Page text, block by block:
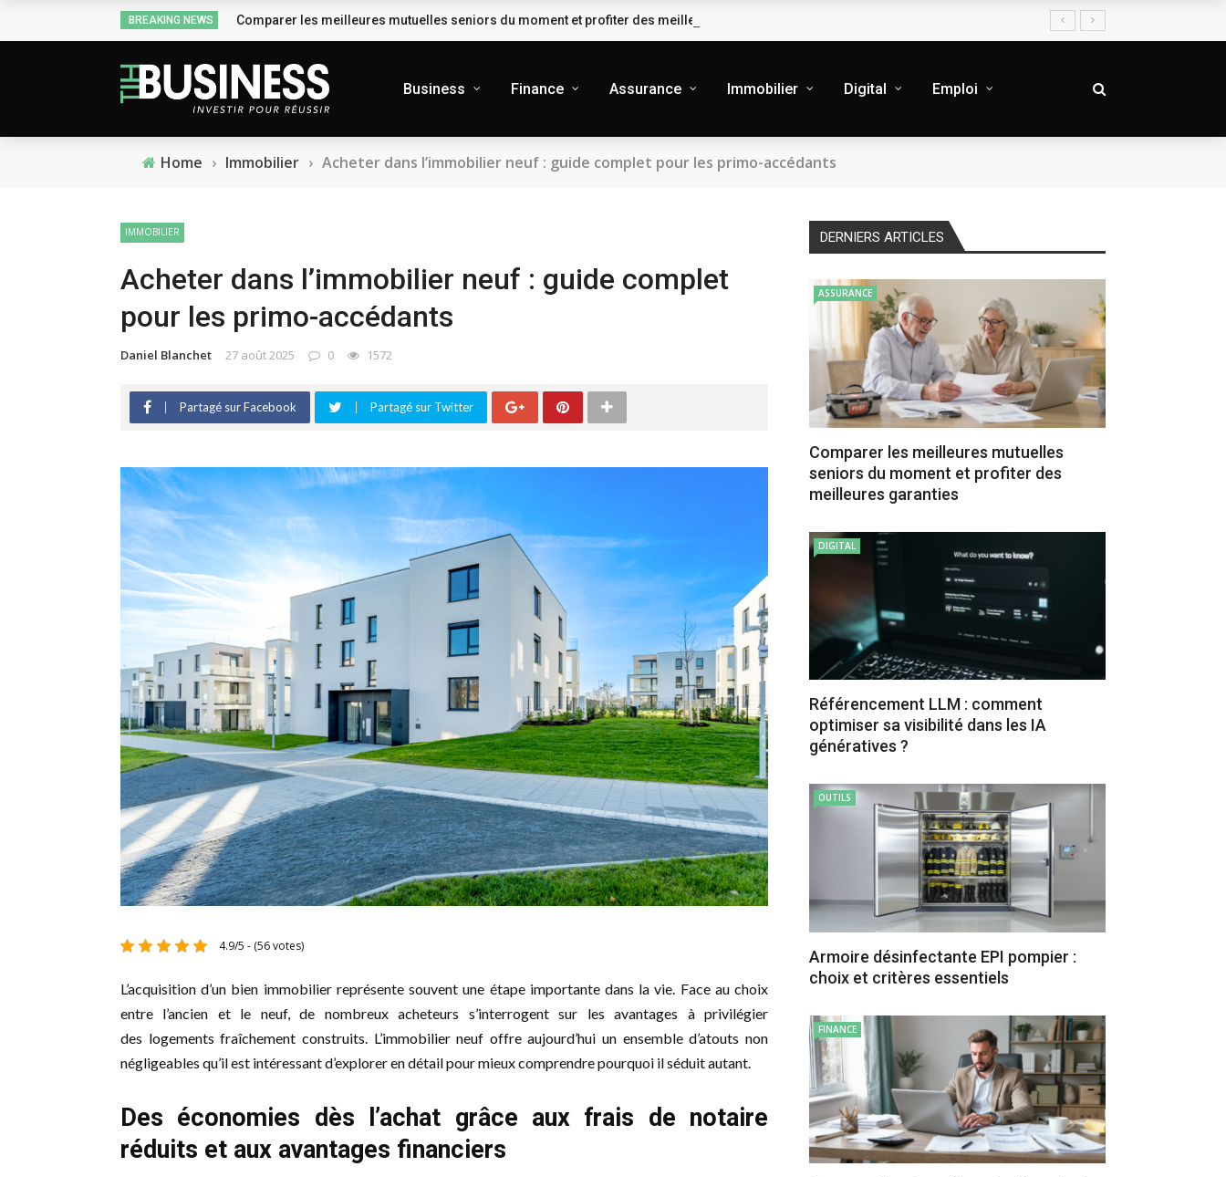
BREAKING NEWS Comparer les meilleures mutuelles seniors du moment et profiter des meilleures garanties
Business Finance Assurance Immobilier Digital Emploi
Home › Immobilier › Acheter dans l’immobilier neuf : guide complet pour les primo-accédants
IMMOBILIER
Acheter dans l’immobilier neuf : guide complet
pour les primo-accédants
Daniel Blanchet 27 août 2025 0 1572
Partagé sur Facebook Partagé sur Twitter
4.9/5 - (56 votes)
L’acquisition d’un bien immobilier représente souvent une étape importante dans la vie. Face au choix
entre l’ancien et le neuf, de nombreux acheteurs s’interrogent sur les avantages à privilégier
des logements fraîchement construits. L’immobilier neuf offre aujourd’hui un ensemble d’atouts non
négligeables qu’il est intéressant d’explorer en détail pour mieux comprendre pourquoi il séduit autant.
Des économies dès l’achat grâce aux frais de notaire
réduits et aux avantages financiers
DERNIERS ARTICLES
ASSURANCE
Comparer les meilleures mutuelles
seniors du moment et profiter des
meilleures garanties
DIGITAL
Référencement LLM : comment
optimiser sa visibilité dans les IA
génératives ?
OUTILS
Armoire désinfectante EPI pompier :
choix et critères essentiels
FINANCE